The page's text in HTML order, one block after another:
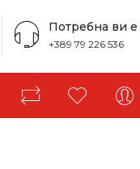
Потребна ви
+389 79 226 536